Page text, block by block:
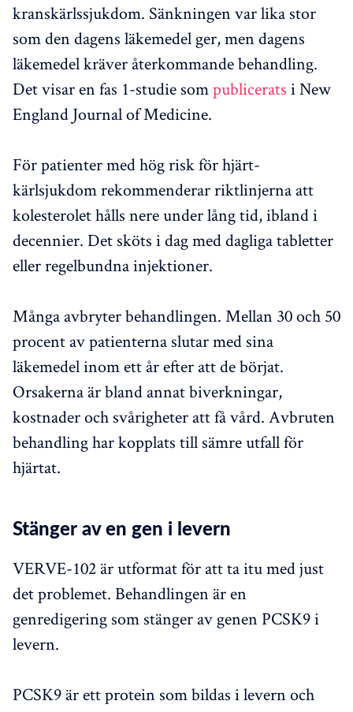
kranskärlssjukdom. Sänkningen var lika stor
som den dagens läkemedel ger, men dagens
läkemedel kräver återkommande behandling.
Det visar en fas 1-studie sompublicerats i New
England Journal of Medicine.
För patienter med hög risk för hjärt-
kärlsjukdom rekommenderar riktlinjerna att
kolesterolet hålls nere under lång tid, ibland i
decennier. Det sköts i dag med dagliga tabletter
eller regelbundna injektioner.
Många avbryter behandlingen. Mellan 30 och 50
procent av patienterna slutar med sina
läkemedel inom ett år efter att de börjat.
Orsakerna är bland annat biverkningar,
kostnader och svårigheter att få vård. Avbruten
behandling har kopplats till sämre utfall för
hjärtat.
Stänger av en gen i levern
VERVE-102 är utformat för att ta itu med just
det problemet. Behandlingen är en
genredigering som stänger av genen PCSK9 i
levern.
PCSK9 är ett protein som bildas i levern och